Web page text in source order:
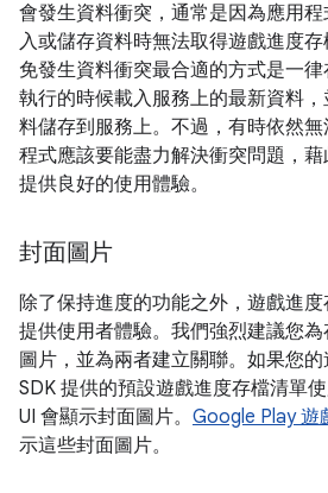
會發生資料衝突，通常是因為應用
入或儲存資料時無法取得遊戲進度
免發生資料衝突最合適的方式是一
執行的時候載入服務上的最新資料
料儲存到服務上。不過，有時依然
程式應該要能盡力解決衝突問題，
提供良好的使用體驗。
封面圖片
除了保持進度的功能之外，遊戲進
提供使用者體驗。我們強烈建議您
圖片，並為兩者建立關聯。如果您
SDK 提供的預設遊戲進度存檔清單
UI 會顯示封面圖片。 Google Play 遊
示這些封面圖片。